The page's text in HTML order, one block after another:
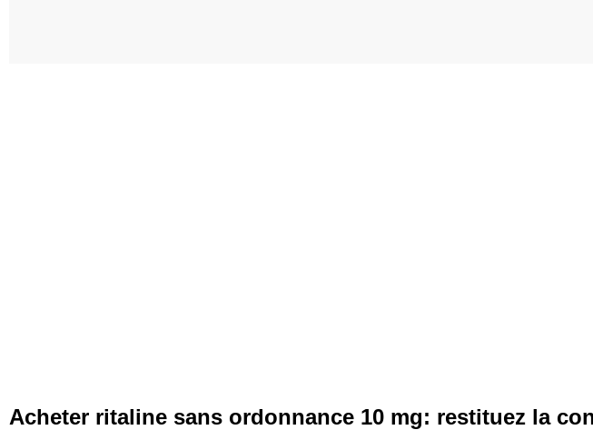
Acheter ritaline sans ordonnance 10 mg: restituez la